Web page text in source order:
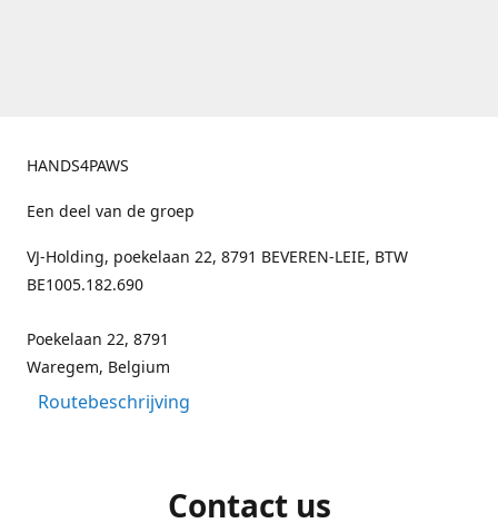
HANDS4PAWS
Een deel van de groep
VJ-Holding, poekelaan 22, 8791 BEVEREN-LEIE, BTW
BE1005.182.690
Poekelaan 22, 8791
Waregem, Belgium
Routebeschrijving
Contact us